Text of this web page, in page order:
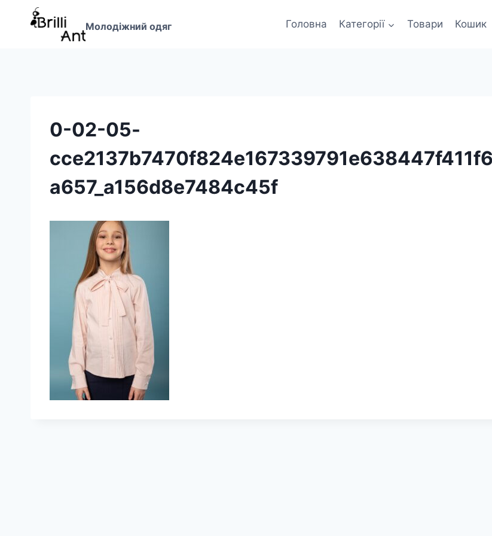
Перейти
Молодіжний одяг Головна Категорії Товари Кошик
0-02-05-
a657_a156d8e7484c45f